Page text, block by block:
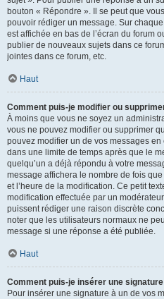
bouton « Répondre ». Il se peut que
pouvoir rédiger un message. Sur
est affichée en bas de l’écran du forum
publier de nouveaux sujets dans ce
jointes dans ce forum, etc.
Haut
Comment puis-je modifier ou
À moins que vous ne soyez un
vous ne pouvez modifier ou supprimer
pouvez modifier un de vos messages
dans une limite de temps après que le
quelqu’un a déjà répondu à votre
message affichera le nombre de fois
et l’heure de la modification. Ce petit
modification effectuée par un
puissent rédiger une raison discrète
noter que les utilisateurs normaux ne
message si une réponse a été publiée.
Haut
Comment puis-je insérer une
Pour insérer une signature à un de vos